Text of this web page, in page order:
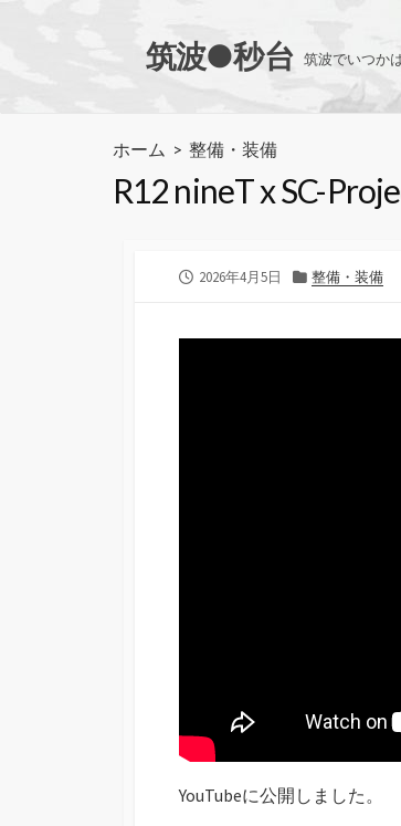
筑波●秒台 筑波でいつか
ホーム > 整備・装備
R12 nineT x SC-
公
2026年4月5日
カ
リ
整備・装備
YouTubeに公開しました。